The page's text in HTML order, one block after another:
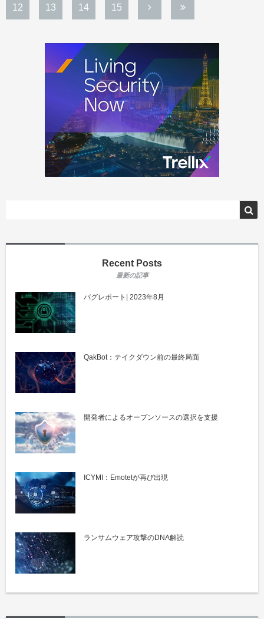
12 13 14 15
Recent Posts
バグレポート| 2023年8月
QakBot：テイクダウン前の最終局面
開発者によるオープンソースの選択を支援
ICYMI：Emotetが再び出現
ランサムウェア攻撃のDNA解読